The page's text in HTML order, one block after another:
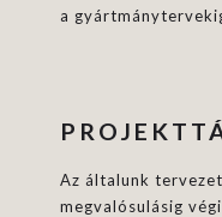
a
Az általunk
megvalósulásig